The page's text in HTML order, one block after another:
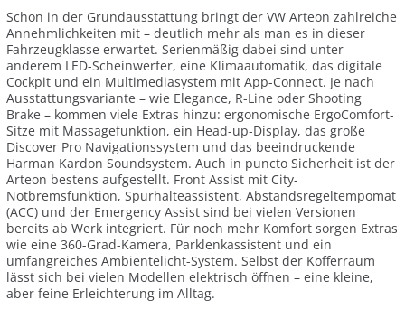
Schon in der Grundausstattung bringt der VW Arteon zahlreiche
Annehmlichkeiten mit – deutlich mehr als man es in dieser
Fahrzeugklasse erwartet. Serienmäßig dabei sind unter
anderem LED-Scheinwerfer, eine Klimaautomatik, das digitale
Cockpit und ein Multimediasystem mit App-Connect. Je nach
Ausstattungsvariante – wie Elegance, R-Line oder Shooting
Brake – kommen viele Extras hinzu: ergonomische ErgoComfort-
Sitze mit Massagefunktion, ein Head-up-Display, das große
Discover Pro Navigationssystem und das beeindruckende
Harman Kardon Soundsystem. Auch in puncto Sicherheit ist der
Arteon bestens aufgestellt. Front Assist mit City-
Notbremsfunktion, Spurhalteassistent, Abstandsregeltempomat
(ACC) und der Emergency Assist sind bei vielen Versionen
bereits ab Werk integriert. Für noch mehr Komfort sorgen Extras
wie eine 360-Grad-Kamera, Parklenkassistent und ein
umfangreiches Ambientelicht-System. Selbst der Kofferraum
lässt sich bei vielen Modellen elektrisch öffnen – eine kleine,
aber feine Erleichterung im Alltag.